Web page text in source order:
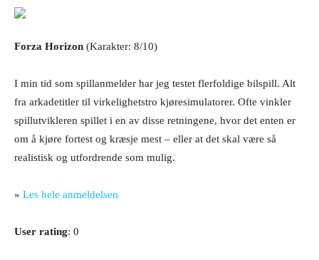
Forza Horizon (Karakter: 8/10)
I min tid som spillanmelder har jeg testet flerfoldige bilspill. Alt
fra arkadetitler til virkelighetstro kjøresimulatorer. Ofte vinkler
spillutvikleren spillet i en av disse retningene, hvor det enten er
om å kjøre fortest og kræsje mest – eller at det skal være så
realistisk og utfordrende som mulig.
» Les hele anmeldelsen
User rating: 0